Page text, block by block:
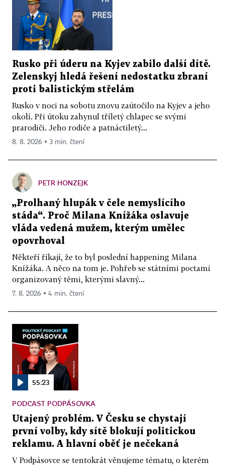
Rusko při úderu na Kyjev zabilo další dítě.
Zelenskyj hledá řešení nedostatku zbraní
proti balistickým střelám
Rusko v noci na sobotu znovu zaútočilo na Kyjev a jeho
okolí. Při útoku zahynul tříletý chlapec se svými
prarodiči. Jeho rodiče a patnáctiletý...
8. 8. 2026 ▪ 3 min. čtení
PETR HONZEJK
„Prolhaný hlupák v čele nemyslícího
stáda“. Proč Milana Knížáka oslavuje
vláda vedená mužem, kterým umělec
opovrhoval
Někteří říkají, že to byl poslední happening Milana
Knížáka. A něco na tom je. Pohřeb se státními poctami
organizovaný těmi, kterými slavný...
7. 8. 2026 ▪ 4 min. čtení
55:23
PODCAST PODPÁSOVKA
Utajený problém. V Česku se chystají
první volby, kdy sítě blokují politickou
reklamu. A hlavní oběť je nečekaná
V Podpásovce se tentokrát věnujeme tématu, o kterém